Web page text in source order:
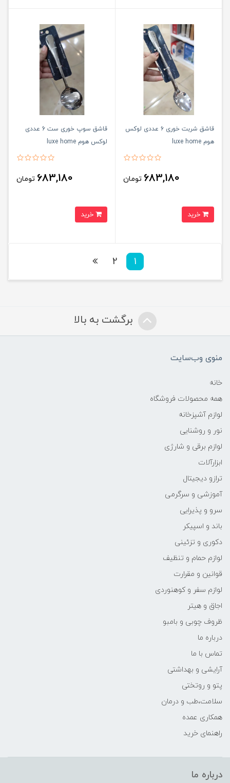
قاشق شربت خوری ۶ عددی لوکس
هوم luxe home
683,180 تومان
قاشق سوپ خوری ست 6 عددی
لوکس هوم luxe home
683,180 تومان
1
2
برگشت به بالا
منوی وب‌سایت
خانه
همه محصولات فروشگاه
لوازم آشپزخانه
نور و روشنایی
لوازم برقی و شارژی
ابزارآلات
ترازو دیجیتال
آموزشی و سرگرمی
سرو و پذیرایی
باند و اسپیکر
دکوری و تزئینی
لوازم حمام و تنظیف
قوانین و مقرارت
لوازم سفر و کوهنوردی
اجاق و هیتر
ظروف چوبی و بامبو
درباره ما
تماس با ما
آرایشی و بهداشتی
پتو و روتختی
سلامت،طب و درمان
همکاری عمده
راهنمای خرید
درباره ما